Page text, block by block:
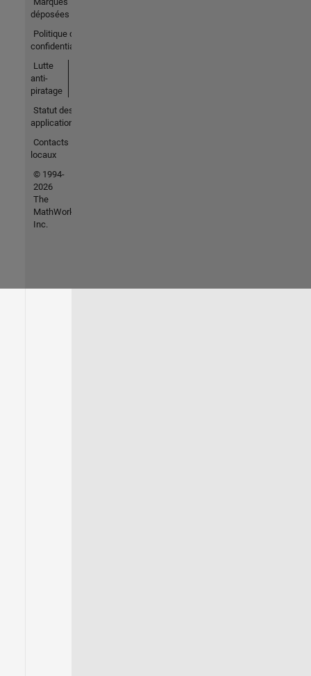
déposées
Politique de
confidentialité
Lutte
anti-
piratage
Statut des
applications
Contacts
locaux
© 1994-
2026
The
MathWorks,
Inc.